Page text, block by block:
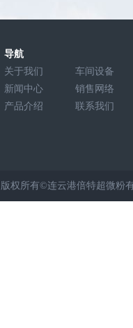
导航
关于我们
车间设备
新闻中心
销售网络
产品介绍
联系我们
版权所有©连云港倍特超微粉